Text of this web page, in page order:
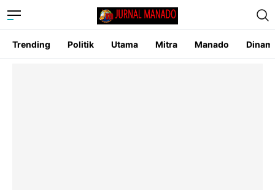
Trending Politik Utama Mitra Manado